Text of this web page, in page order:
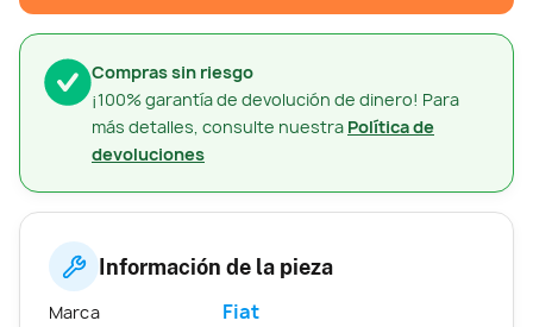
Compras sin riesgo
¡100% garantía de devolución de dinero! Para
más detalles, consulte nuestra Política de
devoluciones
Información de la pieza
Marca Fiat